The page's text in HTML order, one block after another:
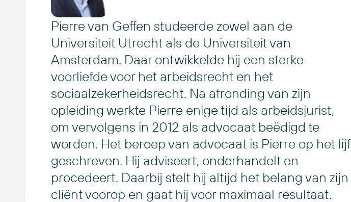
Pierre van Geffen studeerde zowel aan de
Universiteit Utrecht als de Universiteit van
Amsterdam. Daar ontwikkelde hij een sterke
voorliefde voor het arbeidsrecht en het
sociaalzekerheidsrecht. Na afronding van zijn
opleiding werkte Pierre enige tijd als arbeidsjurist,
om vervolgens in 2012 als advocaat beëdigd te
worden. Het beroep van advocaat is Pierre op het lijf
geschreven. Hij adviseert, onderhandelt en
procedeert. Daarbij stelt hij altijd het belang van zijn
cliënt voorop en gaat hij voor maximaal resultaat.